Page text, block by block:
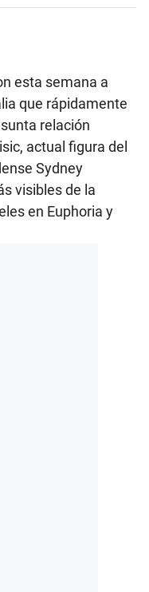
esta semana a
que rápidamente
relación
actual figura del
Sydney
visibles de la
en Euphoria y